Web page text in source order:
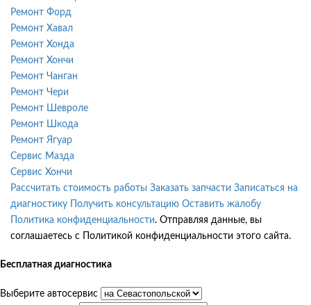
Ремонт Форд
Ремонт Хавал
Ремонт Хонда
Ремонт Хончи
Ремонт Чанган
Ремонт Чери
Ремонт Шевроле
Ремонт Шкода
Ремонт Ягуар
Сервис Мазда
Сервис Хончи
Рассчитать стоимость работы Заказать запчасти Записаться на
диагностику
Получить консультацию Оставить жалобу
Политика конфиденциальности. Отправляя данные, вы
соглашаетесь с Политикой конфиденциальности этого сайта.
Бесплатная диагностика
Выберите автосервис